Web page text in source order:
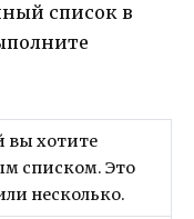
список в
вы хотите
списком. Это
несколько.